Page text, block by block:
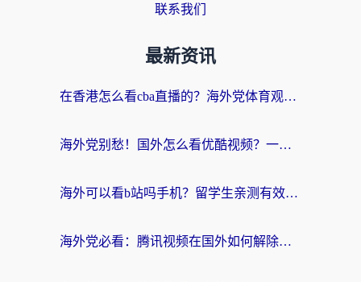
联系我们
最新资讯
在香港怎么看cba直播的？海外党体育观赛终极指南：告别版权限制，畅享中文解说
海外党别愁！国外怎么看优酷视频？一招解决追剧、看直播难题
海外可以看b站吗手机？留学生亲测有效的回国加速指南
海外党必看：腾讯视频在国外如何解除地域限制？附优酷咪咕使用指南